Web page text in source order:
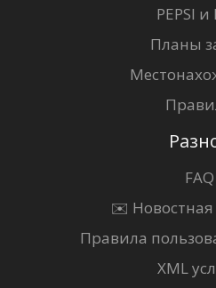
PEPSI и
Планы
FAQ
✉️ Новостная
Правила
XML